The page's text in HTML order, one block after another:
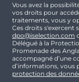
Vous avez la
vos droits pour
traitements, vous y
Ces droits s'exercent
dpo@iselection.com
Délégué à la
Promenade des
accompagné d’une
d’informations, vous
protection des